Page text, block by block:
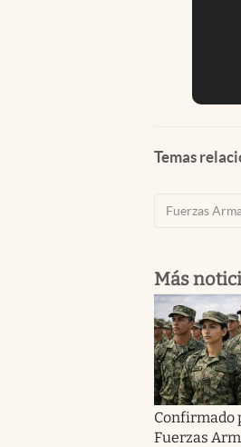
Temas
Fuerzas
Más
Confirmado
Fuerzas